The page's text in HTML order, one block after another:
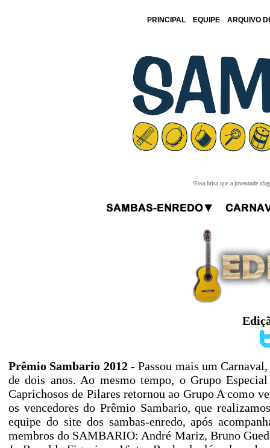
PRINCIPAL EQUIPE ARQUIVO
'Essa brisa que a juventude
Prêmio Sambario 2012 - Passou mais um
de dois anos. Ao mesmo tempo, o Grupo
Caprichosos de Pilares retornou ao Grupo A como
os vencedores do Prêmio Sambario, que
equipe do site dos sambas-enredo, após
membros do SAMBARIO: André Mariz, Bruno